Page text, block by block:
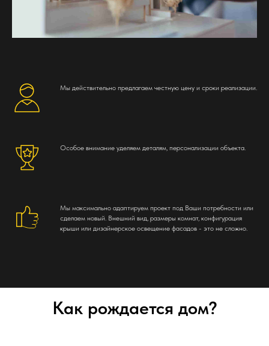
Мы действительно предлагаем честную цену и сроки реализации.
Особое внимание уделяем деталям, персонализации объекта.
Мы максимально адаптируем проект под Ваши потребности или
сделаем новый. Внешний вид, размеры комнат, конфигурация
крыши или дизайнерское освещение фасадов - это не сложно.
Как рождается дом?